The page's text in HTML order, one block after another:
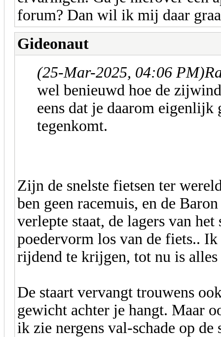
forum? Dan wil ik mij daar
Gideonaut
(25-Mar-2025, 04:06 PM)
wel benieuwd hoe de
eens dat je daarom
tegenkomt.
Zijn de snelste fietsen ter
ben geen racemuis, en de
verlepte staat, de lagers van
poedervorm los van de fiets..
rijdend te krijgen, tot nu is
De staart vervangt trouwens
gewicht achter je hangt. Maar
ik zie nergens val-schade op